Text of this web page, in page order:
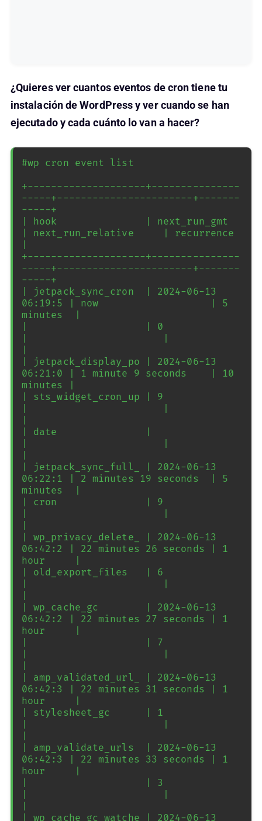
¿Quieres ver cuantos eventos de cron tiene tu
instalación de WordPress y ver cuando se han
ejecutado y cada cuánto lo van a hacer?
#wp cron event list
+--------------------+---------------
-----+-----------------------+-------
-----+
| hook               | next_run_gmt
| next_run_relative     | recurrence
+--------------------+---------------
-----+-----------------------+-------
-----+
| jetpack_sync_cron  | 2024-06-13
06:19:5 | now                   | 5
minutes  |
|                    | 0
| jetpack_display_po | 2024-06-13
06:21:0 | 1 minute 9 seconds    | 10
minutes |
| sts_widget_cron_up | 9
| date               |
| jetpack_sync_full_ | 2024-06-13
06:22:1 | 2 minutes 19 seconds  | 5
minutes  |
| cron               | 9
| wp_privacy_delete_ | 2024-06-13
06:42:2 | 22 minutes 26 seconds | 1
hour     |
| old_export_files   | 6
| wp_cache_gc        | 2024-06-13
06:42:2 | 22 minutes 27 seconds | 1
hour     |
|                    | 7
| amp_validated_url_ | 2024-06-13
06:42:3 | 22 minutes 31 seconds | 1
hour     |
| stylesheet_gc      | 1
| amp_validate_urls  | 2024-06-13
06:42:3 | 22 minutes 33 seconds | 1
hour     |
|                    | 3
| wp_cache_gc_watche | 2024-06-13